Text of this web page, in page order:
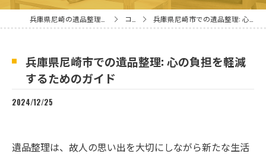
コラム 兵庫県尼崎市での遺品整理: 心の負担を軽減するためのガイド
兵庫県尼崎市での遺品整理: 心の負担を軽減
するためのガイド
2024/12/25
遺品整理は、故人の思い出を大切にしながら新たな生活